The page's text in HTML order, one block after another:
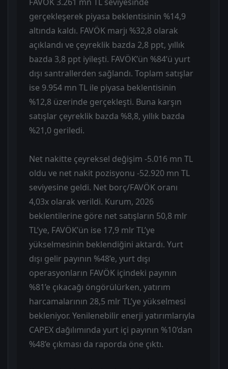
gerçekleşerek piyasa beklentisinin %14,9
altında kaldı. FAVÖK marjı %32,8 olarak
açıklandı ve çeyreklik bazda 2,8 ppt, yıllık
bazda 3,8 ppt iyileşti. FAVÖK’ün %84’ü yurt
dışı santrallerden sağlandı. Toplam satışlar
ise 9.954 mn TL ile piyasa beklentisinin
%12,8 üzerinde gerçekleşti. Buna karşın
satışlar çeyreklik bazda %8,8, yıllık bazda
%21,0 geriledi.
Net nakitte çeyreksel değişim -5.016 mn TL
oldu ve net nakit pozisyonu -52.920 mn TL
seviyesine geldi. Net borç/FAVÖK oranı
4,03x olarak verildi. Kurum, 2026
beklentilerine göre net satışların 50,8 mlr
TL’ye, FAVÖK’ün ise 17,9 mlr TL’ye
yükselmesinin beklendiğini aktardı. Yurt
dışı gelir payının %48’e, yurt dışı
operasyonların FAVÖK içindeki payının
%81’e çıkacağı öngörülürken, yatırım
harcamalarının 28,5 mlr TL’ye yükselmesi
bekleniyor. Yenilenebilir enerji yatırımlarıyla
CAPEX dağılımında yurt içi payının %10’dan
%48’e çıkması da raporda öne çıktı.